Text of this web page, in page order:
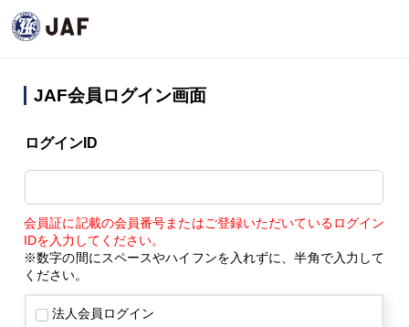
JAF会員ログイン画面
ログインID
会員証に記載の会員番号またはご登録いただいているログイン
IDを入力してください。
※数字の間にスペースやハイフンを入れずに、半角で入力して
ください。
法人会員ログイン